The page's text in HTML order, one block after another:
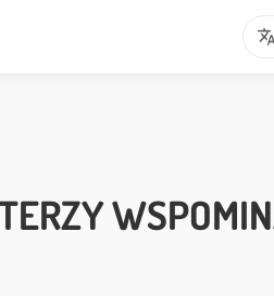
translate